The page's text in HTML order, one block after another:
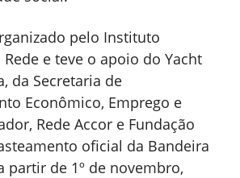
pelo Instituto
e teve o apoio do Yacht
da Secretaria de
Econômico, Emprego e
Rede Accor e Fundação
oficial da Bandeira
partir de 1º de novembro,